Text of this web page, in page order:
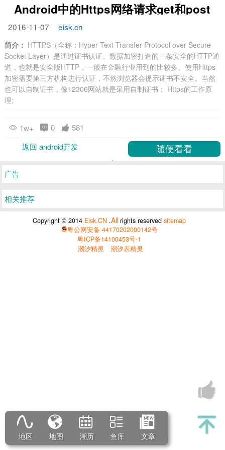
Android中的Https网络请求get和post
2016-11-07 eisk.cn
简介： HTTPS（全称：Hyper Text Transfer Protocol over Secure
Socket Layer）是通过证书认证、数据加密打造的一条安全的HTTP通
道，也就是安全版HTTP，一般在金融行业用到的比较多。使用Https
加密需要第三方机构进行认证，不然浏览器会提示证书不安全。当然
也可以自制证书，像12306网站就是采用自制证书； Https的工作原
理;
1w+ 0
581
返回 android开发
广告
相关推荐
Copyright © 2014 Eisk.CN .Allrights reservedsitemap
粤公网安备 44170202000142号
粤ICP备14100453号-1
潮汐精灵
潮汐表精灵
地区 地图 潮历 鱼库 文章